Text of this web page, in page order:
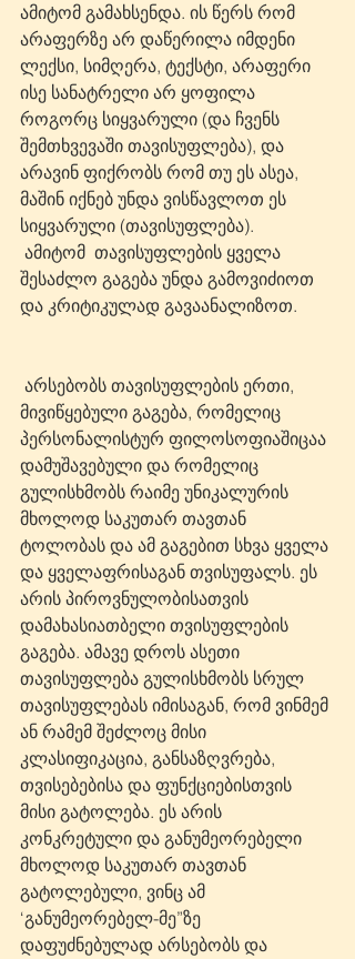
ამიტომ გამახსენდა. ის წერს რომ
არაფერზე არ დაწერილა იმდენი
ლექსი, სიმღერა, ტექსტი, არაფერი
ისე სანატრელი არ ყოფილა
როგორც სიყვარული (და ჩვენს
შემთხვევაში თავისუფლება), და
არავინ ფიქრობს რომ თუ ეს ასეა,
მაშინ იქნებ უნდა ვისწავლოთ ეს
სიყვარული (თავისუფლება).
შესაძლო გაგება უნდა გამოვიძიოთ
და კრიტიკულად გავაანალიზოთ.
მივიწყებული გაგება, რომელიც
პერსონალისტურ ფილოსოფიაშიცაა
დამუშავებული და რომელიც
გულისხმობს რაიმე უნიკალურის
მხოლოდ საკუთარ თავთან
ტოლობას და ამ გაგებით სხვა ყველა
და ყველაფრისაგან თვისუფალს. ეს
არის პიროვნულობისათვის
დამახასიათბელი თვისუფლების
გაგება. ამავე დროს ასეთი
თავისუფლება გულისხმობს სრულ
თავისუფლებას იმისაგან, რომ ვინმემ
ან რამემ შეძლოც მისი
კლასიფიკაცია, განსაზღვრება,
თვისებებისა და ფუნქციებისთვის
მისი გატოლება. ეს არის
კონკრეტული და განუმეორებელი
მხოლოდ საკუთარ თავთან
გატოლებული, ვინც ამ
‘განუმეორებელ-მე”ზე
დაფუძნებულად არსებობს და